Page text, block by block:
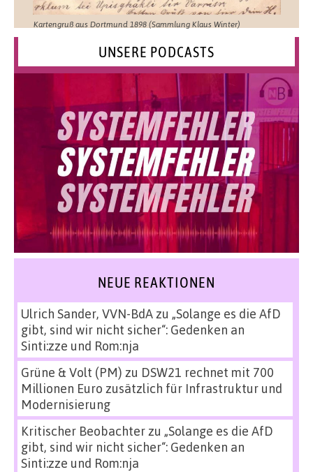
Kartengruß aus Dortmund 1898 (Sammlung Klaus Winter)
UNSERE PODCASTS
NEUE REAKTIONEN
Ulrich Sander, VVN-BdAzu „Solange es die AfD
gibt, sind wir nicht sicher“: Gedenken an
Sinti:zze und Rom:nja
Grüne & Volt (PM) zu DSW21 rechnet mit 700
Millionen Euro zusätzlich für Infrastruktur und
Modernisierung
Kritischer Beobachterzu „Solange es die AfD
gibt, sind wir nicht sicher“: Gedenken an
Sinti:zze und Rom:nja